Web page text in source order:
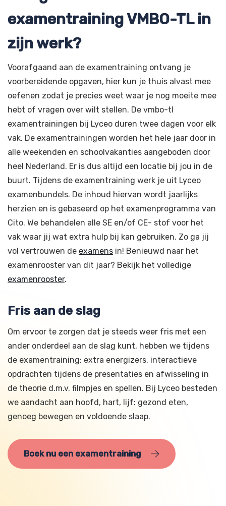
examentraining VMBO-TL in
zijn werk?
Voorafgaand aan de examentraining ontvang je
voorbereidende opgaven, hier kun je thuis alvast mee
oefenen zodat je precies weet waar je nog moeite mee
hebt of vragen over wilt stellen. De vmbo-tl
examentrainingen bij Lyceo duren twee dagen voor elk
vak. De examentrainingen worden het hele jaar door in
alle weekenden en schoolvakanties aangeboden door
heel Nederland. Er is dus altijd een locatie bij jou in de
buurt. Tijdens de examentraining werk je uit Lyceo
examenbundels. De inhoud hiervan wordt jaarlijks
herzien en is gebaseerd op het examenprogramma van
Cito. We behandelen alle SE en/of CE- stof voor het
vak waar jij wat extra hulp bij kan gebruiken. Zo ga jij
vol vertrouwen de examens in! Benieuwd naar het
examenrooster van dit jaar? Bekijk het volledige
examenrooster.
Fris aan de slag
Om ervoor te zorgen dat je steeds weer fris met een
ander onderdeel aan de slag kunt, hebben we tijdens
de examentraining: extra energizers, interactieve
opdrachten tijdens de presentaties en afwisseling in
de theorie d.m.v. filmpjes en spellen. Bij Lyceo besteden
we aandacht aan hoofd, hart, lijf: gezond eten,
genoeg bewegen en voldoende slaap.
Boek nu een examentraining